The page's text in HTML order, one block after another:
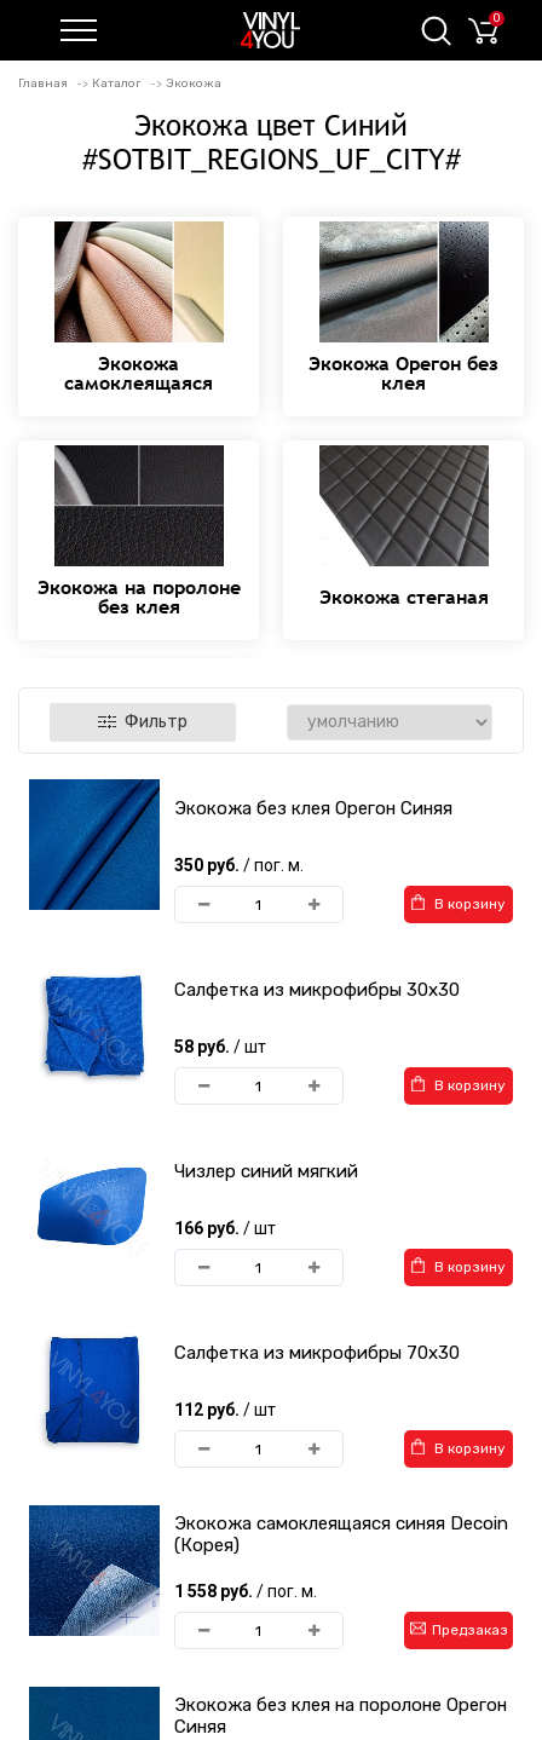
0
Главная Каталог Экокожа
Экокожа цвет Синий
#SOTBIT_REGIONS_UF_CITY#
Экокожа
самоклеящаяся
Экокожа Орегон без
клея
Экокожа на поролоне
без клея
Экокожа стеганая
Инструменты для
экокожи
Фильтр
Экокожа без клея Орегон Синяя
350 руб. / пог. м.
В корзину
Салфетка из микрофибры 30х30
58 руб. / шт
В корзину
Чизлер синий мягкий
166 руб. / шт
В корзину
Салфетка из микрофибры 70х30
112 руб. / шт
В корзину
Экокожа самоклеящаяся синяя Decoin
(Корея)
1 558 руб. / пог. м.
Предзаказ
Экокожа без клея на поролоне Орегон
Синяя